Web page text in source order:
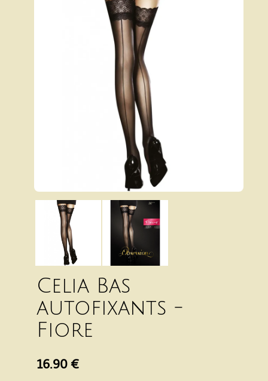
Celia Bas
autofixants -
Fiore
16.90 €